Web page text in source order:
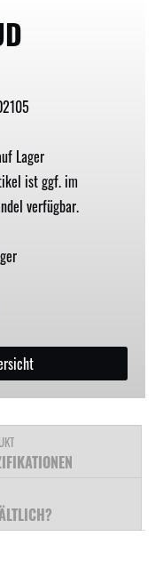
Lager
ist ggf. im
verfügbar.